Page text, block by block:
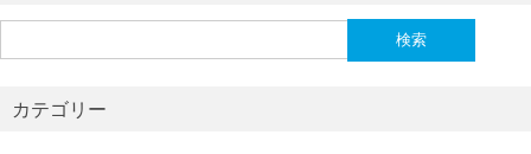
索:
カテゴリー